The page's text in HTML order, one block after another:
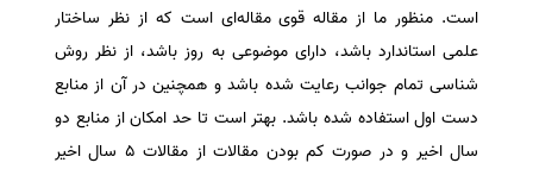
است. منظور ما از مقاله قوی مقاله‌ای است که از نظر ساختار
علمی استاندارد باشد، دارای موضوعی به روز باشد، از نظر روش
شناسی تمام جوانب رعایت شده باشد و همچنین در آن از منابع
دست اول استفاده شده باشد. بهتر است تا حد امکان از منابع دو
سال اخیر و در صورت کم بودن مقالات از مقالات ۵ سال اخیر